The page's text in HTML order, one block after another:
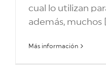
cual lo utilizan
además, muchos
Más información